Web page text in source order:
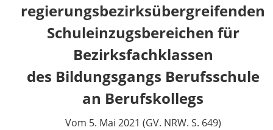
regierungsbezirksübergreifenden
Schuleinzugsbereichen für
Bezirksfachklassen
des Bildungsgangs Berufsschule
an Berufskollegs
Vom 5. Mai 2021 (GV. NRW. S. 649)